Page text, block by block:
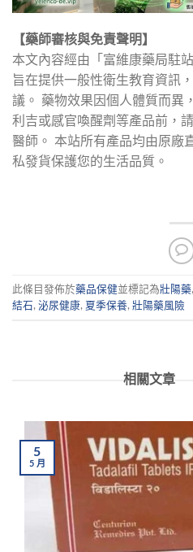
【藥師審核與免責聲明】
本文內容經由「富維康藥局駐
旨在提供一般性衛生教育資訊
議。 藥物效果因個人體質而異
利吉或感官喚醒劑等產品前，
醫師。 本站所有產品均由原廠
私發貨保護您的生活品質。
此條目發佈於藥品保健並標記為壯陽藥,
結石, 泌尿健康, 夏季保養, 壯陽藥風險
相關文章
5
5月